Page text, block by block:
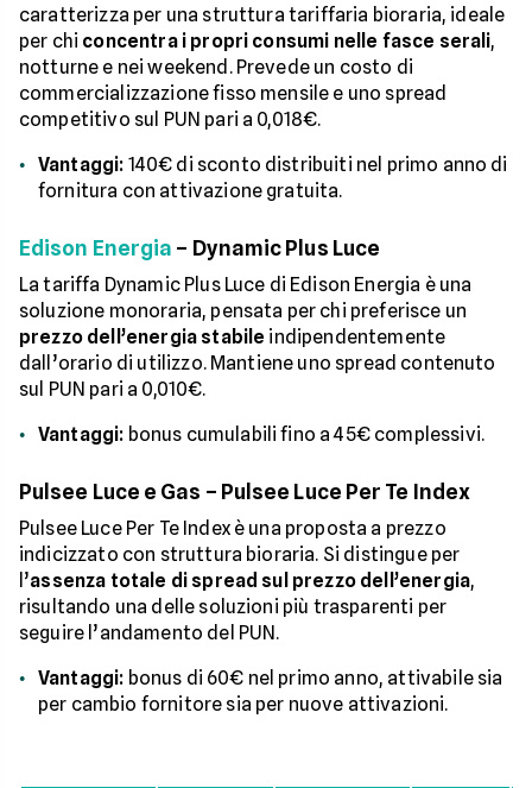
caratterizza per una struttura tariffaria bioraria, ideale
per chi concentra i propri consumi nelle fasce serali,
notturne e nei weekend. Prevede un costo di
commercializzazione fisso mensile e uno spread
competitivo sul PUN pari a 0,018€.
Vantaggi: 140€ di sconto distribuiti nel primo anno di
fornitura con attivazione gratuita.
Edison Energia – Dynamic Plus Luce
La tariffa Dynamic Plus Luce di Edison Energia è una
soluzione monoraria, pensata per chi preferisce un
prezzo dell’energia stabile indipendentemente
dall’orario di utilizzo. Mantiene uno spread contenuto
sul PUN pari a 0,010€.
Vantaggi: bonus cumulabili fino a 45€ complessivi.
Pulsee Luce e Gas – Pulsee Luce Per Te Index
Pulsee Luce Per Te Index è una proposta a prezzo
indicizzato con struttura bioraria. Si distingue per
l’assenza totale di spread sul prezzo dell’energia,
risultando una delle soluzioni più trasparenti per
seguire l’andamento del PUN.
Vantaggi: bonus di 60€ nel primo anno, attivabile sia
per cambio fornitore sia per nuove attivazioni.